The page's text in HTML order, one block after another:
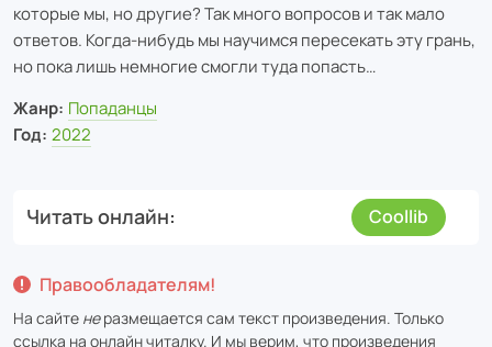
которые мы, но другие? Так много вопросов и так мало
ответов. Когда-нибудь мы научимся пересекать эту грань,
но пока лишь немногие смогли туда попасть…
Жанр: Попаданцы
Год: 2022
Читать онлайн Coollib
Правообладателям!
На сайте неразмещается сам текст произведения. Только
ссылка на онлайн читалку. И мы верим, что произведения